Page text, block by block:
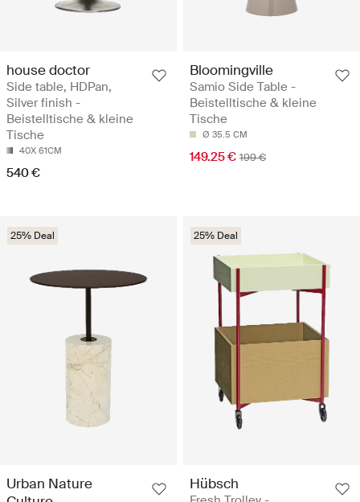
house doctor
Side table, HDPan,
Silver finish -
Beistelltische & kleine
Tische
40X 61CM
540 €
Bloomingville
Samio Side Table -
Beistelltische & kleine
Tische
Ø 35.5 CM
149.25 € 199 €
25% Deal
Urban Nature
25% Deal
Hübsch